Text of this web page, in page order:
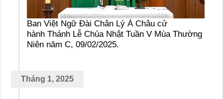
Ban Việt Ngữ Đài Chân Lý Á Châu cử
hành Thánh Lễ Chúa Nhật Tuần V Mùa Thường
Niên năm C, 09/02/2025.
Tháng 1, 2025